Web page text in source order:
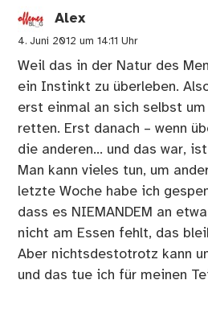
Alex
4. Juni 2012 um 14:11 Uhr
Weil das in der Natur des
ein Instinkt zu überleben.
erst einmal an sich selbst
retten. Erst danach – wenn
die anderen… und das war,
Man kann vieles tun, um
letzte Woche habe ich
dass es NIEMANDEM an
nicht am Essen fehlt, das
Aber nichtsdestotrotz kann
und das tue ich für meinen